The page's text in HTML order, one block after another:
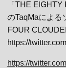
「THE
のTaqMaによる
FOUR
https://
https://